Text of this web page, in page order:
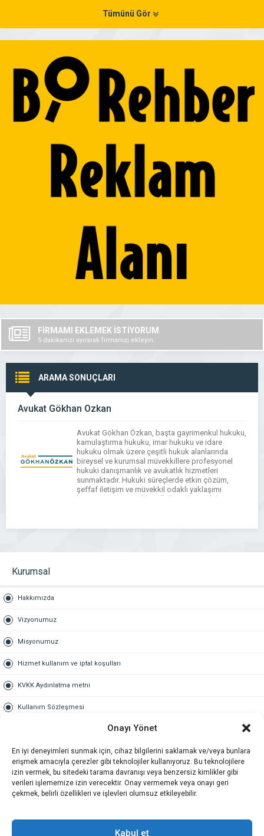
Onayı Yönet
En iyi deneyimleri sunmak için, cihaz bilgilerini saklamak ve/veya bunlara
erişmek amacıyla çerezler gibi teknolojiler kullanıyoruz. Bu teknolojilere
izin vermek, bu sitedeki tarama davranışı veya benzersiz kimlikler gibi
verileri işlememize izin verecektir. Onay vermemek veya onayı geri
çekmek, belirli özellikleri ve işlevleri olumsuz etkileyebilir.
Kabul et
Tümünü Gör
FİRMAMI EKLEMEK İSTİYORUM
5 dakikanızı ayırarak firmanızı ekleyin..
ARAMA SONUÇLARI
Avukat Gökhan Özkan
Avukat Gökhan Özkan, başta gayrimenkul hukuku,
kamulaştırma hukuku, imar hukuku ve idare
hukuku olmak üzere çeşitli hukuk alanlarında
bireysel ve kurumsal müvekkillere profesyonel
hukuki danışmanlık ve avukatlık hizmetleri
sunmaktadır. Hukuki süreçlerde etkin çözüm,
şeffaf iletişim ve müvekkil odaklı yaklaşımı
benimseyen Av. Gökhan Özkan, dava takibi,
Kurumsal
Hakkımızda
Vizyonumuz
Misyonumuz
Hizmet kullanım ve iptal koşulları
KVKK Aydınlatma metni
Kullanım Sözleşmesi
Gold üyelik nedir
Kariyer